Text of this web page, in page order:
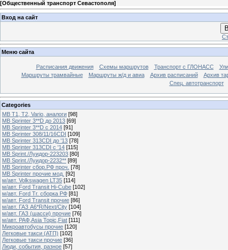
[Общественный транспорт Севастополя]
Вход на сайт
Меню сайта
Расписания движения Схемы маршрутов Транспорт с ГЛОНАСС
Маршруты трамвайные
Маршруты ж/д и авиа Архив расписаний
Архив
Спец. автотранспорт
Categories
MB T1, T2, Vario, аналоги [98]
MB Sprinter 3**D до 2013 [69]
MB Sprinter 3**D с 2014 [91]
MB Sprinter 308/11/16CDI [109]
MB Sprinter 313CDI до '13 [78]
MB Sprinter 313CDI с '14 [115]
MB Sprint./Луидор-223203 [80]
MB Sprint./Луидор-2232** [89]
MB Sprinter сбор.РФ проч. [78]
MB Sprinter прочие мод. [92]
м/авт. Volkswagen LT35 [114]
м/авт. Ford Transit Hi-Cube [102]
м/авт. Ford Tr. сборка РФ [81]
м/авт. Ford Transit прочие [86]
м/авт. ГАЗ A6*R/Next/City [104]
м/авт. ГАЗ (шасси) прочие [76]
м/авт. РАФ,Asia Topic,Fiat [111]
Микроавтобусы прочие [120]
Легковые такси (АТП) [102]
Легковые такси прочие [36]
Люди, события, разное [57]